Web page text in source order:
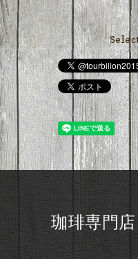
珈琲専門